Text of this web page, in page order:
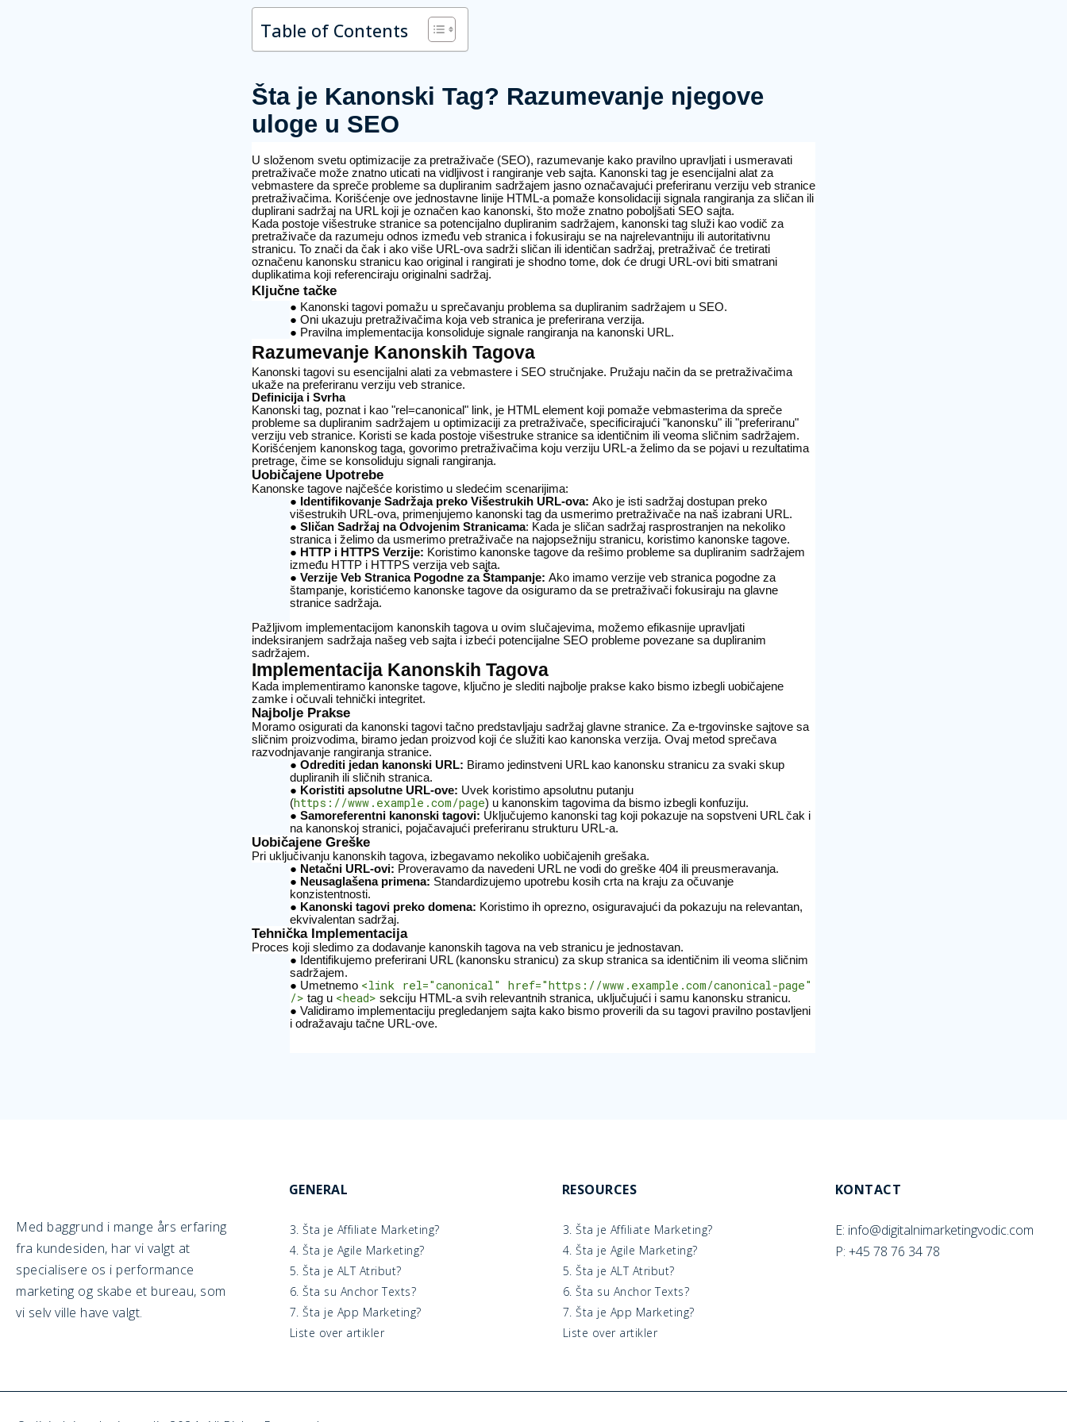
Table of Contents
Šta je Kanonski Tag? Razumevanje njegove
uloge u SEO
U složenom svetu optimizacije za pretraživače (SEO), razumevanje kako pravilno upravljati i usmeravati
pretraživače može znatno uticati na vidljivost i rangiranje veb sajta. Kanonski tag je esencijalni alat za
vebmastere da spreče probleme sa dupliranim sadržajem jasno označavajući preferiranu verziju veb stranice
pretraživačima. Korišćenje ove jednostavne linije HTML-a pomaže konsolidaciji signala rangiranja za sličan ili
duplirani sadržaj na URL koji je označen kao kanonski, što može znatno poboljšati SEO sajta.
Kada postoje višestruke stranice sa potencijalno dupliranim sadržajem, kanonski tag služi kao vodič za
pretraživače da razumeju odnos između veb stranica i fokusiraju se na najrelevantniju ili autoritativnu
stranicu. To znači da čak i ako više URL-ova sadrži sličan ili identičan sadržaj, pretraživač će tretirati
označenu kanonsku stranicu kao original i rangirati je shodno tome, dok će drugi URL-ovi biti smatrani
duplikatima koji referenciraju originalni sadržaj.
Ključne tačke
Kanonski tagovi pomažu u sprečavanju problema sa dupliranim sadržajem u SEO.
Oni ukazuju pretraživačima koja veb stranica je preferirana verzija.
Pravilna implementacija konsoliduje signale rangiranja na kanonski URL.
Razumevanje Kanonskih Tagova
Kanonski tagovi su esencijalni alati za vebmastere i SEO stručnjake. Pružaju način da se pretraživačima
ukaže na preferiranu verziju veb stranice.
Definicija i Svrha
Kanonski tag, poznat i kao "rel=canonical" link, je HTML element koji pomaže vebmasterima da spreče
probleme sa dupliranim sadržajem u optimizaciji za pretraživače, specificirajući "kanonsku" ili "preferiranu"
verziju veb stranice. Koristi se kada postoje višestruke stranice sa identičnim ili veoma sličnim sadržajem.
Korišćenjem kanonskog taga, govorimo pretraživačima koju verziju URL-a želimo da se pojavi u rezultatima
pretrage, čime se konsoliduju signali rangiranja.
Uobičajene Upotrebe
Kanonske tagove najčešće koristimo u sledećim scenarijima:
Identifikovanje Sadržaja preko Višestrukih URL-ova: Ako je isti sadržaj dostupan preko
višestrukih URL-ova, primenjujemo kanonski tag da usmerimo pretraživače na naš izabrani URL.
Sličan Sadržaj na Odvojenim Stranicama: Kada je sličan sadržaj rasprostranjen na nekoliko
stranica i želimo da usmerimo pretraživače na najopsežniju stranicu, koristimo kanonske tagove.
HTTP i HTTPS Verzije: Koristimo kanonske tagove da rešimo probleme sa dupliranim sadržajem
između HTTP i HTTPS verzija veb sajta.
Verzije Veb Stranica Pogodne za Štampanje: Ako imamo verzije veb stranica pogodne za
štampanje, koristićemo kanonske tagove da osiguramo da se pretraživači fokusiraju na glavne
stranice sadržaja.
Pažljivom implementacijom kanonskih tagova u ovim slučajevima, možemo efikasnije upravljati
indeksiranjem sadržaja našeg veb sajta i izbeći potencijalne SEO probleme povezane sa dupliranim
sadržajem.
Implementacija Kanonskih Tagova
Kada implementiramo kanonske tagove, ključno je slediti najbolje prakse kako bismo izbegli uobičajene
zamke i očuvali tehnički integritet.
Najbolje Prakse
Moramo osigurati da kanonski tagovi tačno predstavljaju sadržaj glavne stranice. Za e-trgovinske sajtove sa
sličnim proizvodima, biramo jedan proizvod koji će služiti kao kanonska verzija. Ovaj metod sprečava
razvodnjavanje rangiranja stranice.
Odrediti jedan kanonski URL: Biramo jedinstveni URL kao kanonsku stranicu za svaki skup
dupliranih ili sličnih stranica.
Koristiti apsolutne URL-ove: Uvek koristimo apsolutnu putanju
(https://www.example.com/page) u kanonskim tagovima da bismo izbegli konfuziju.
Samoreferentni kanonski tagovi: Uključujemo kanonski tag koji pokazuje na sopstveni URL čak i
na kanonskoj stranici, pojačavajući preferiranu strukturu URL-a.
Uobičajene Greške
Pri uključivanju kanonskih tagova, izbegavamo nekoliko uobičajenih grešaka.
Netačni URL-ovi: Proveravamo da navedeni URL ne vodi do greške 404 ili preusmeravanja.
Neusaglašena primena: Standardizujemo upotrebu kosih crta na kraju za očuvanje
konzistentnosti.
Kanonski tagovi preko domena: Koristimo ih oprezno, osiguravajući da pokazuju na relevantan,
ekvivalentan sadržaj.
Tehnička Implementacija
Proces koji sledimo za dodavanje kanonskih tagova na veb stranicu je jednostavan.
Identifikujemo preferirani URL (kanonsku stranicu) za skup stranica sa identičnim ili veoma sličnim
sadržajem.
Umetnemo <link rel="canonical" href="https://www.example.com/canonical-page"
/> tag u <head> sekciju HTML-a svih relevantnih stranica, uključujući i samu kanonsku stranicu.
Validiramo implementaciju pregledanjem sajta kako bismo proverili da su tagovi pravilno postavljeni
i odražavaju tačne URL-ove.
Med baggrund i mange års erfaring
fra kundesiden, har vi valgt at
specialisere os i performance
marketing og skabe et bureau, som
vi selv ville have valgt.
GENERAL
3. Šta je Affiliate Marketing?
4. Šta je Agile Marketing?
5. Šta je ALT Atribut?
6. Šta su Anchor Texts?
7. Šta je App Marketing?
Liste over artikler
RESOURCES
3. Šta je Affiliate Marketing?
4. Šta je Agile Marketing?
5. Šta je ALT Atribut?
6. Šta su Anchor Texts?
7. Šta je App Marketing?
Liste over artikler
KONTACT
E: info@digitalnimarketingvodic.com
P: +45 78 76 34 78